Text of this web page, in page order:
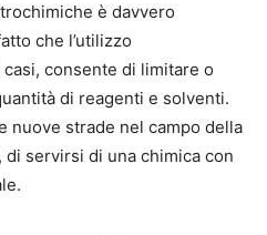
è davvero
che l’utilizzo
consente di limitare o
di reagenti e solventi.
nuove strade nel campo della
servirsi di una chimica con